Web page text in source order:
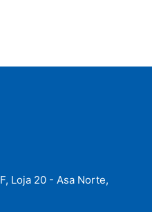
Loja 20 - Asa Norte,